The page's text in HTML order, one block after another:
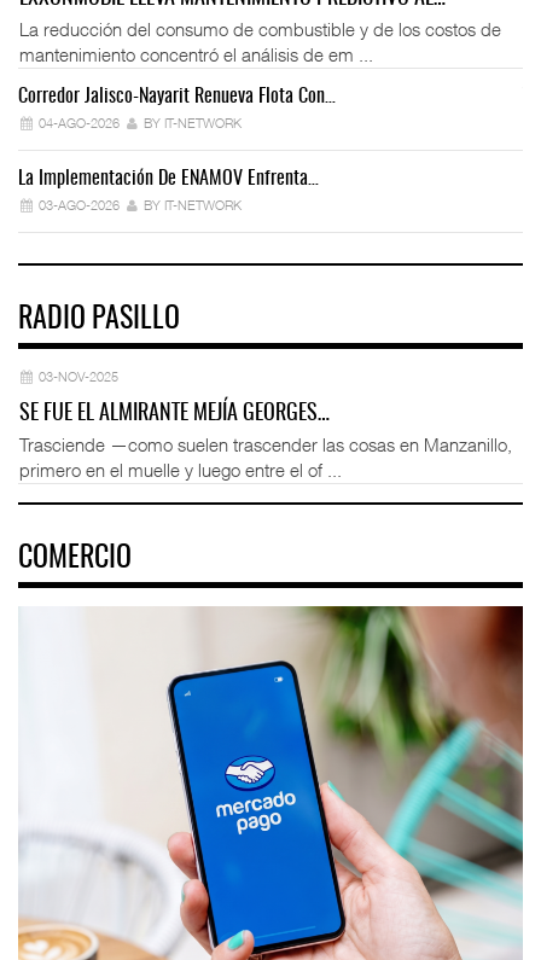
La reducción del consumo de combustible y de los costos de
mantenimiento concentró el análisis de em ...
Corredor Jalisco-Nayarit Renueva Flota Con…
04-AGO-2026 BY IT-NETWORK
La Implementación De ENAMOV Enfrenta…
03-AGO-2026 BY IT-NETWORK
RADIO PASILLO
03-NOV-2025
SE FUE EL ALMIRANTE MEJÍA GEORGES…
Trasciende —como suelen trascender las cosas en Manzanillo,
primero en el muelle y luego entre el of ...
COMERCIO